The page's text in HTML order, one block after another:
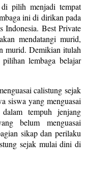
pilih menjadi tempat
ini di dirikan pada
Indonesia. Best Private
mendatangi murid,
murid. Demikian itulah
lembaga belajar
calistung sejak
siswa yang menguasai
tempuh jenjang
belum menguasai
sikap dan perilaku
sejak mulai dini di